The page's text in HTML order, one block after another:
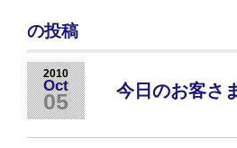
の投稿
2010
Oct
05 今日のお客さ